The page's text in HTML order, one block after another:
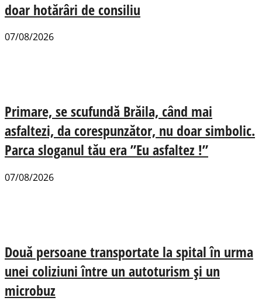
doar hotărâri de consiliu
07/08/2026
Primare, se scufundă Brăila, când mai
asfaltezi, da corespunzător, nu doar simbolic.
Parca sloganul tău era ”Eu asfaltez !”
07/08/2026
Două persoane transportate la spital în urma
unei coliziuni între un autoturism și un
microbuz